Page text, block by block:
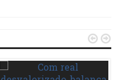
 